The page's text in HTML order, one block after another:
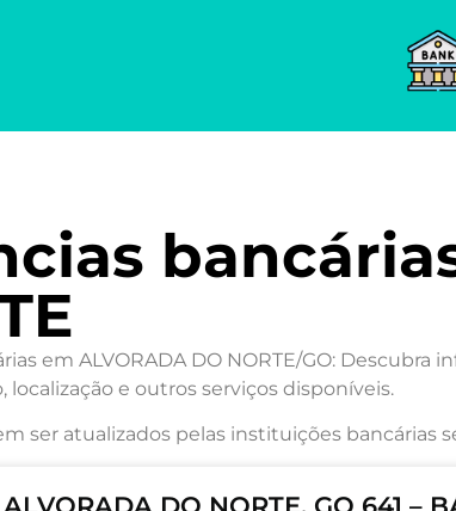
em ALVORADA DO NORTE/GO:
e outros serviços disponíveis.
ser atualizados pelas instituições bancárias